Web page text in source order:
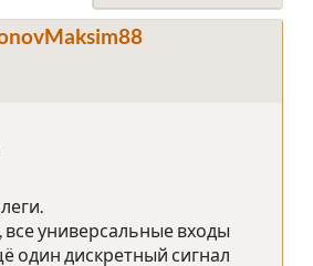
все универсальные входы
один дискретный сигнал